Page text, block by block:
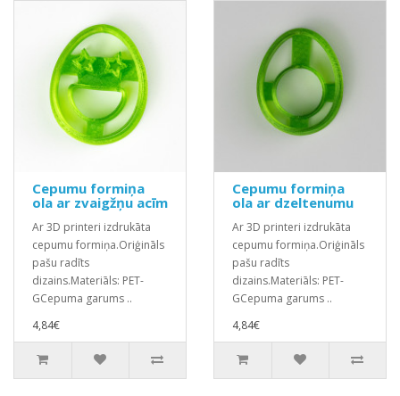
Cepumu formiņa
ola ar zvaigžņu acīm
Ar 3D printeri izdrukāta
cepumu formiņa.Oriģināls
pašu radīts
dizains.Materiāls: PET-
GCepuma garums ..
4,84€
Cepumu formiņa
ola ar dzeltenumu
Ar 3D printeri izdrukāta
cepumu formiņa.Oriģināls
pašu radīts
dizains.Materiāls: PET-
GCepuma garums ..
4,84€